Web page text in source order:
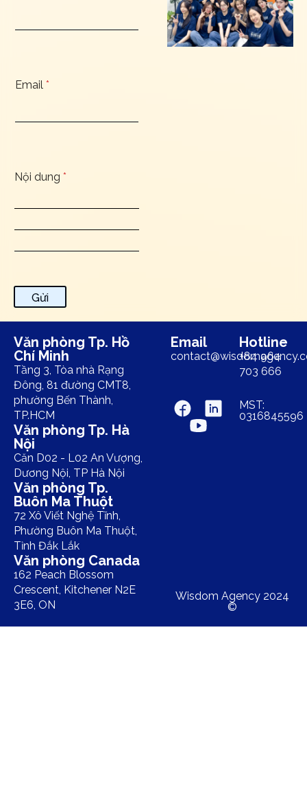
Email *
Nội dung *
Gửi
Văn phòng Tp. Hồ
Chí Minh
Tầng 3, Tòa nhà Rạng
Đông, 81 đường CMT8,
phường Bến Thành,
TP.HCM
Văn phòng Tp. Hà
Nội
Căn D02 - L02 An Vượng,
Dương Nội, TP Hà Nội
Văn phòng Tp.
Buôn Ma Thuột
72 Xô Viết Nghệ Tĩnh,
Phường Buôn Ma Thuột,
Tỉnh Đắk Lắk
Văn phòng Canada
162 Peach Blossom
Crescent, Kitchener N2E
3E6, ON
Email Hotline
+84 964
703 666
MST:
0316845596
Wisdom Agency 2024
©